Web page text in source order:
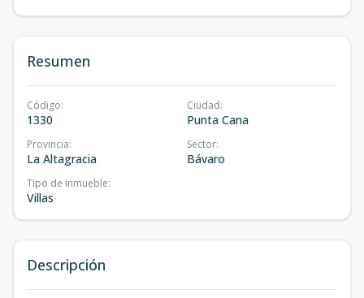
Resumen
Código:
1330
Ciudad:
Punta Cana
Provincia:
La Altagracia
Sector:
Bávaro
Tipo de inmueble:
Villas
Descripción